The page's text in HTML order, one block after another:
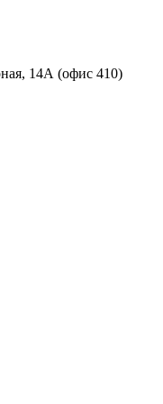
14А (офис 410)